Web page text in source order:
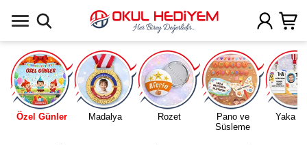
Özel Günler Madalya Rozet
Pano ve
Süsleme
Yaka
Uygulamada Aç